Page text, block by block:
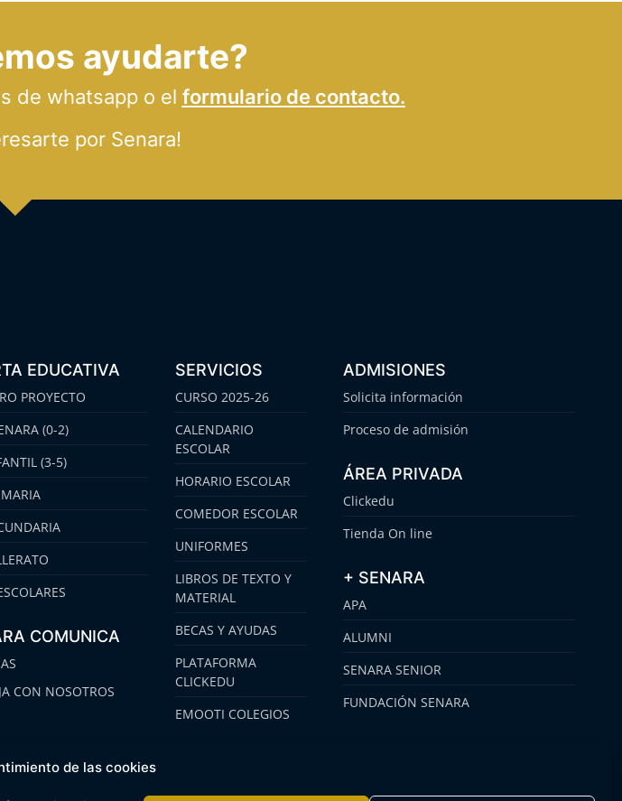
de las cookies
ayudarte?
de whatsapp o el formulario de contacto.
por Senara!
EDUCATIVA
PROYECTO
(0-2)
(3-5)
COMUNICA
CON NOSOTROS
SERVICIOS
CURSO 2025-26
CALENDARIO
ESCOLAR
HORARIO ESCOLAR
COMEDOR ESCOLAR
UNIFORMES
LIBROS DE TEXTO Y
MATERIAL
BECAS Y AYUDAS
PLATAFORMA
CLICKEDU
EMOOTI COLEGIOS
ADMISIONES
Solicita información
Proceso de admisión
ÁREA PRIVADA
Clickedu
Tienda On line
+ SENARA
APA
ALUMNI
SENARA SENIOR
FUNDACIÓN SENARA